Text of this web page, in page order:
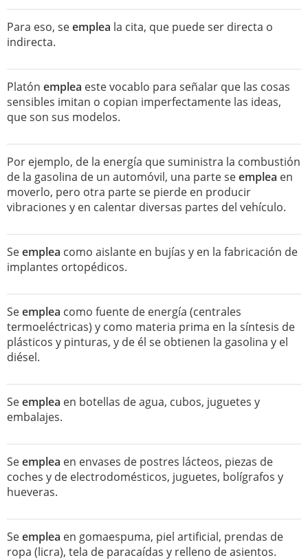
Para eso, seemplea la cita, que puede ser directa o
indirecta.
Platón emplea este vocablo para señalar que las cosas
sensibles imitan o copian imperfectamente las ideas,
que son sus modelos.
Por ejemplo, de la energía que suministra la combustión
de la gasolina de un automóvil, una parte seemplea en
moverlo, pero otra parte se pierde en producir
vibraciones y en calentar diversas partes del vehículo.
Seemplea como aislante en bujías y en la fabricación de
implantes ortopédicos.
Seemplea como fuente de energía (centrales
termoeléctricas) y como materia prima en la síntesis de
plásticos y pinturas, y de él se obtienen la gasolina y el
diésel.
Seemplea en botellas de agua, cubos, juguetes y
embalajes.
Seemplea en envases de postres lácteos, piezas de
coches y de electrodomésticos, juguetes, bolígrafos y
hueveras.
Seemplea en gomaespuma, piel artificial, prendas de
ropa (licra), tela de paracaídas y relleno de asientos.